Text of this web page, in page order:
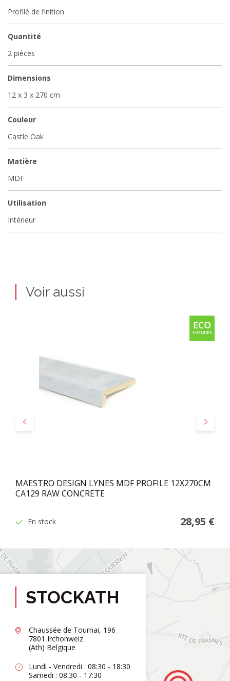
Profilé de finition
Quantité
2 pièces
Dimensions
12 x 3 x 270 cm
Couleur
Castle Oak
Matière
MDF
Utilisation
Intérieur
Voir aussi
Précédent Suivant
MAESTRO DESIGN LYNES MDF PROFILE 12X270CM
CA129 RAW CONCRETE
En stock 28,95 €
STOCKATH
Chaussée de Tournai, 196
7801 Irchonwelz
(Ath) Belgique
Lundi - Vendredi : 08:30 - 18:30
Samedi : 08:30 - 17:30